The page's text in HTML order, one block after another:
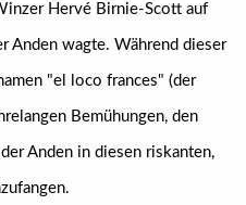
Hervé Birnie-Scott auf
Anden wagte. Während dieser
"el loco frances" (der
Bemühungen, den
Anden in diesen riskanten,